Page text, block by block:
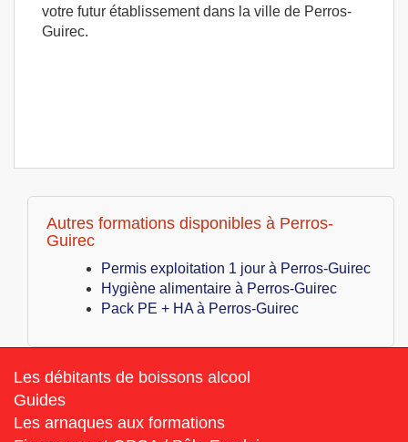
votre futur établissement dans la ville de Perros-
Guirec.
Autres formations disponibles à Perros-
Guirec
Permis exploitation 1 jour à Perros-Guirec
Hygiène alimentaire à Perros-Guirec
Pack PE + HA à Perros-Guirec
Les débitants de boissons alcool
Guides
Les arnaques aux formations